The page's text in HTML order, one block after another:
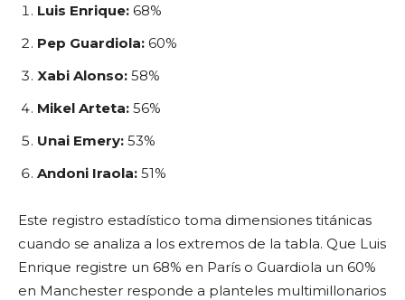
Luis Enrique: 68%
Pep Guardiola: 60%
Xabi Alonso: 58%
Mikel Arteta: 56%
Unai Emery: 53%
Andoni Iraola: 51%
Este registro estadístico toma dimensiones titánicas
cuando se analiza a los extremos de la tabla. Que Luis
Enrique registre un 68% en París o Guardiola un 60%
en Manchester responde a planteles multimillonarios